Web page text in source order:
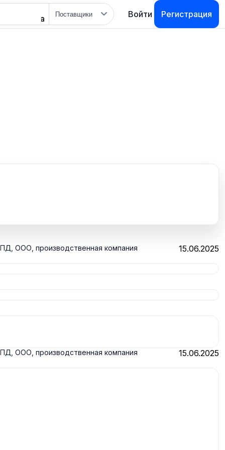
поиска
Войти Регистрация
ООО, производственная компания
15.06.2025
ООО, производственная компания 15.06.2025